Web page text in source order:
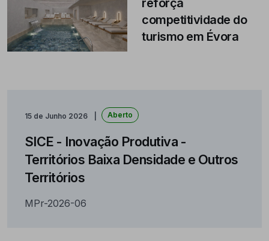
competitividade do
turismo em Évora
15 de Junho 2026 Aberto
SICE - Inovação Produtiva -
Territórios Baixa Densidade e Outros
Territórios
MPr-2026-06